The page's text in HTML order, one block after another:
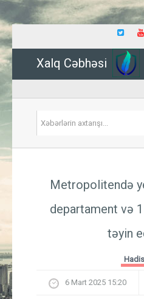
Xalq Cəbhəsi
Metropolitendə
departament və
təyin
6 Mart 2025 15:20